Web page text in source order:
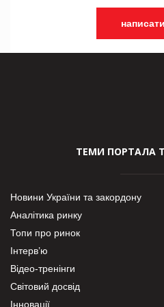
ТЕМИ ПОРТАЛА
Новини України та закордону
Аналітика ринку
Топи про ринок
Інтерв’ю
Відео-тренінги
Світовий досвід
Інновації